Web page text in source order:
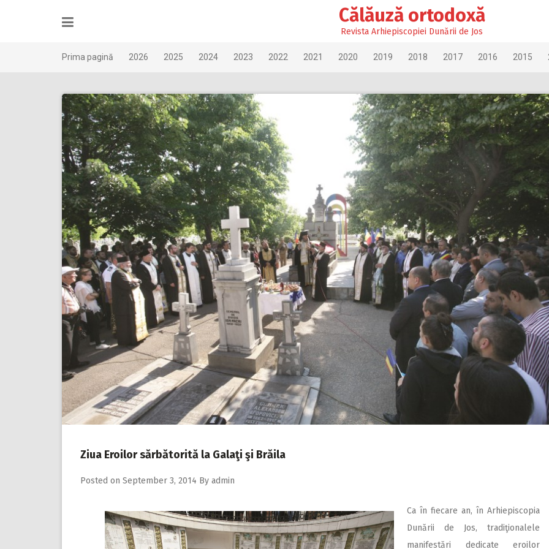
Călăuză ortodoxă
Revista Arhiepiscopiei Dunării de Jos
Prima pagină 2026 2025 2024 2023 2022 2021 2020 2019 2018 2017 2016 2015
Ziua Eroilor sărbătorită la Galaţi şi Brăila
Posted on September 3, 2014 By admin
Ca în fiecare an, în Arhiepiscopia
Dunării de Jos, tradiţionalele
manifestări dedicate eroilor